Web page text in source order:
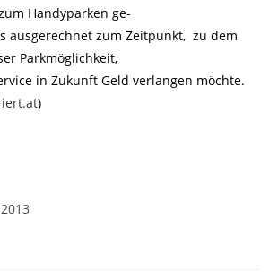
Handyparken ge-
ausgerechnet zum Zeitpunkt, zu dem
Parkmöglichkeit,
in Zukunft Geld verlangen möchte.
)